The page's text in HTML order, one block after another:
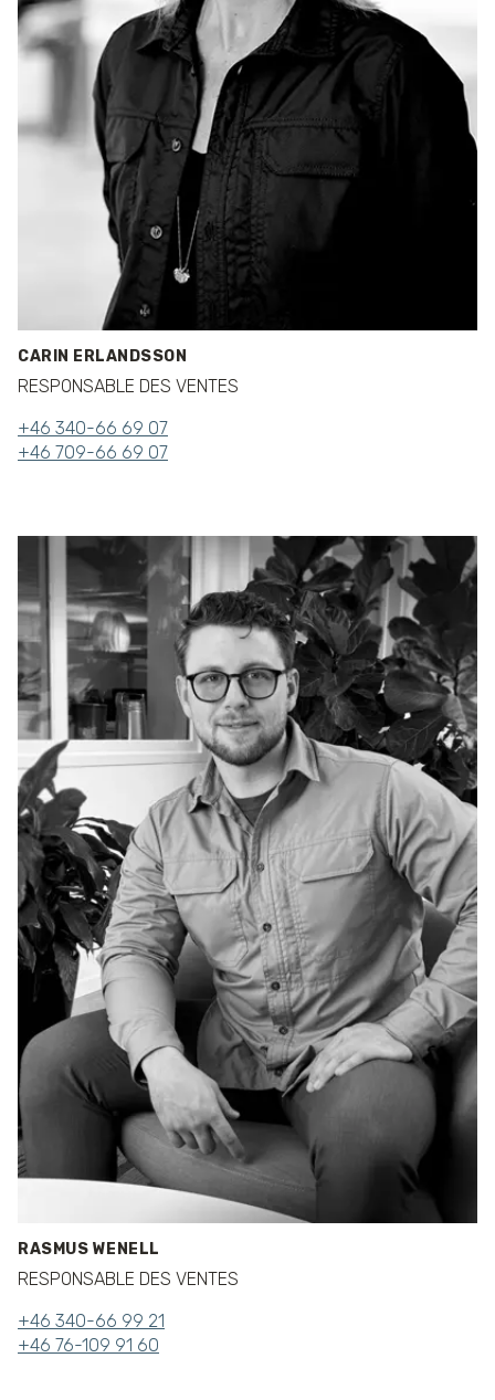
CARIN ERLANDSSON
RESPONSABLE DES VENTES
+46 340-66 69 07
+46 709-66 69 07
RASMUS WENELL
RESPONSABLE DES VENTES
+46 340-66 99 21
+46 76-109 91 60